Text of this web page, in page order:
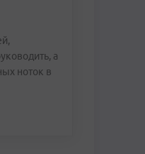
а
ноток в